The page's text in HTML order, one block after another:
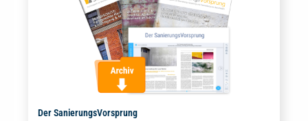
Der SanierungsVorsprung